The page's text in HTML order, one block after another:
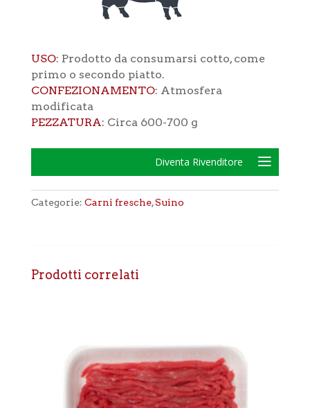
USO: Prodotto da consumarsi cotto, come
primo o secondo piatto.
CONFEZIONAMENTO: Atmosfera
modificata
PEZZATURA: Circa 600-700 g
Diventa Rivenditore
Categorie: Carni fresche,Suino
Prodotti correlati